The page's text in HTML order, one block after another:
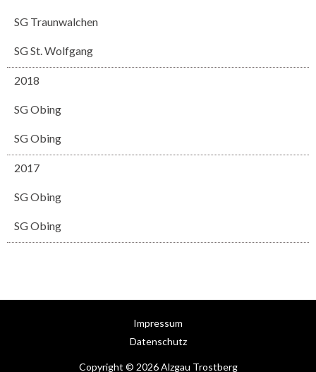
SG Traunwalchen
SG St. Wolfgang
2018
SG Obing
SG Obing
2017
SG Obing
SG Obing
Impressum
Datenschutz
Copyright © 2026 Alzgau Trostberg